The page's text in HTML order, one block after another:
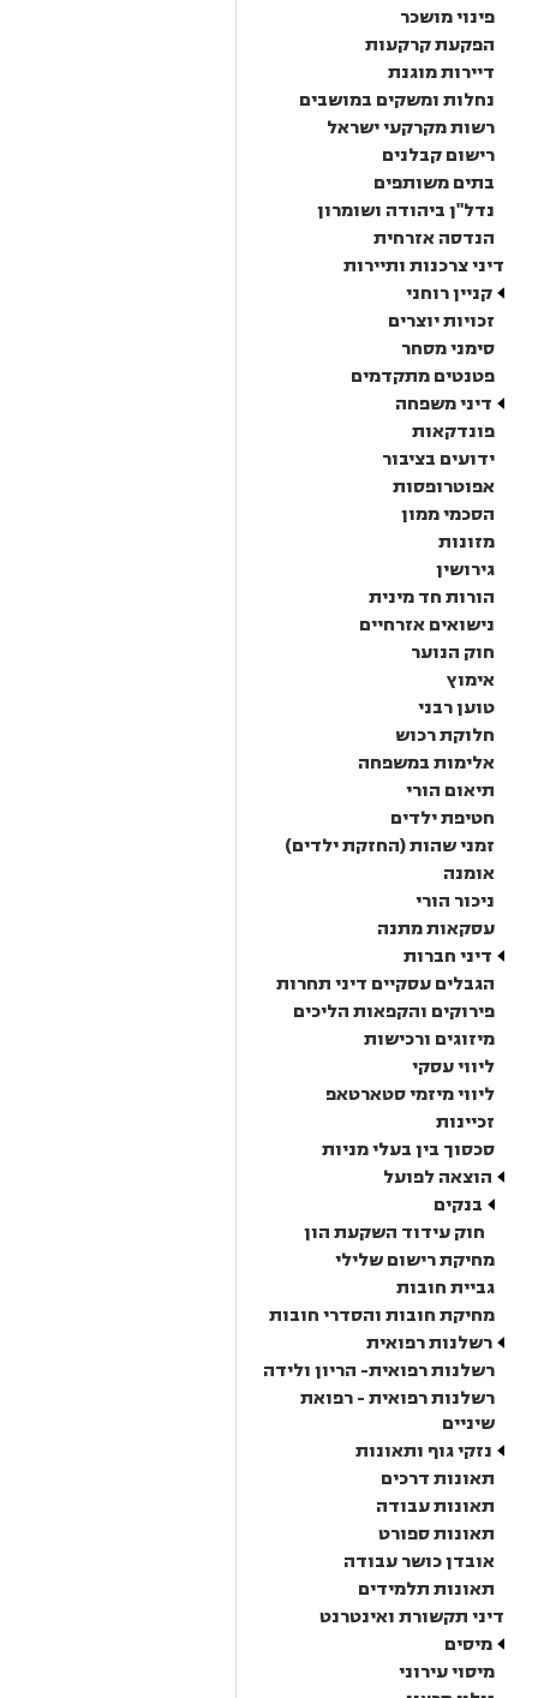
פינוי מושכר
הפקעת קרקעות
דיירות מוגנת
נחלות ומשקים במושבים
רשות מקרקעי ישראל
רישום קבלנים
בתים משותפים
נדל"ן ביהודה ושומרון
הנדסה אזרחית
דיני צרכנות ותיירות
קניין רוחני
זכויות יוצרים
סימני מסחר
פטנטים מתקדמים
דיני משפחה
פונדקאות
ידועים בציבור
אפוטרופסות
הסכמי ממון
מזונות
גירושין
הורות חד מינית
נישואים אזרחיים
חוק הנוער
אימוץ
טוען רבני
חלוקת רכוש
אלימות במשפחה
תיאום הורי
חטיפת ילדים
זמני שהות (החזקת ילדים)
אומנה
ניכור הורי
עסקאות מתנה
דיני חברות
הגבלים עסקיים דיני תחרות
פירוקים והקפאות הליכים
מיזוגים ורכישות
ליווי עסקי
ליווי מיזמי סטארטאפ
זכיינות
סכסוך בין בעלי מניות
הוצאה לפועל
בנקים
חוק עידוד השקעת הון
מחיקת רישום שלילי
גביית חובות
מחיקת חובות והסדרי חובות
רשלנות רפואית
רשלנות רפואית- הריון ולידה
רשלנות רפואית - רפואת
שיניים
נזקי גוף ותאונות
תאונות דרכים
תאונות עבודה
תאונות ספורט
אובדן כושר עבודה
תאונות תלמידים
דיני תקשורת ואינטרנט
מיסים
מיסוי עירוני